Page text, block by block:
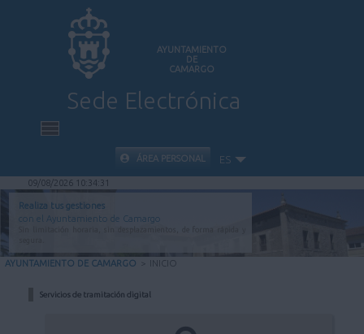
AYUNTAMIENTO
DE
CAMARGO
Sede Electrónica
INICIO
INFORMACIÓN PÚBLICA
CARPETA CIUDADANA
AYUDA
ÁREA PERSONAL ES
09/08/2026 10:34:31
Realiza tus gestiones
con el Ayuntamiento de Camargo
AYUNTAMIENTO DE CAMARGO > INICIO
Servicios de tramitación digital